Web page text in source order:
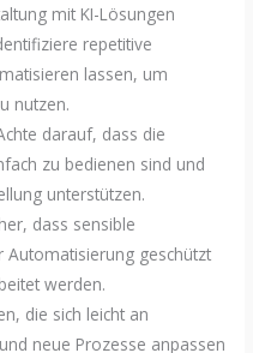
mit KI-Lösungen
repetitive
lassen, um
nutzen.
darauf, dass die
zu bedienen sind und
unterstützen.
dass sensible
Automatisierung geschützt
werden.
die sich leicht an
neue Prozesse anpassen